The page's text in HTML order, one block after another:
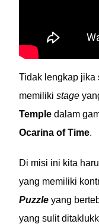
Tidak lengkap jika
memiliki stage
Temple dalam
Ocarina of Time.
Di misi ini kita
yang memiliki
Puzzle yang
yang sulit